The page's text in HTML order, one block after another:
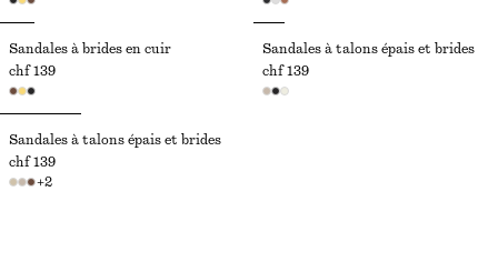
Sandales à brides en cuir
chf 139
Sandales à talons épais et brides
chf 139
Sandales à talons épais et brides
chf 139
+2